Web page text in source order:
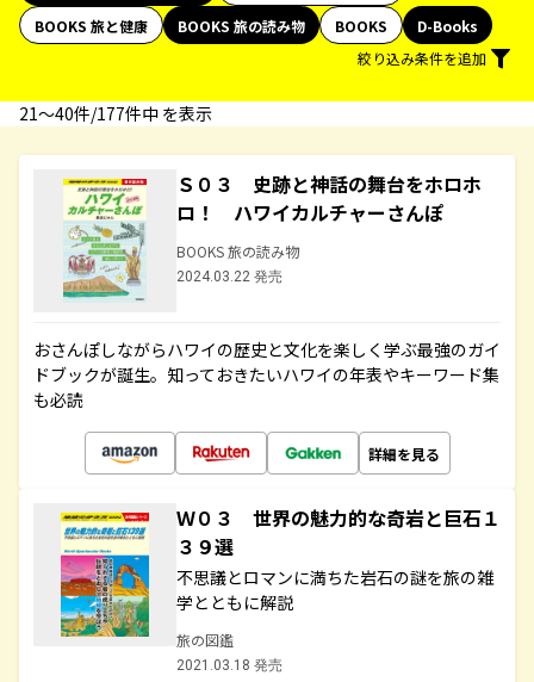
BOOKS 旅と健康
BOOKS 旅の読み物 BOOKS
D-Books
絞り込み条件を追加
21〜40件/177件中 を表示
Ｓ０３ 史跡と神話の舞台をホロホ
ロ！ ハワイカルチャーさんぽ
BOOKS 旅の読み物
2024.03.22 発売
おさんぽしながらハワイの歴史と文化を楽しく学ぶ最強のガイ
ドブックが誕生。知っておきたいハワイの年表やキーワード集
も必読
詳細を見る
Ｗ０３ 世界の魅力的な奇岩と巨石１
３９選
不思議とロマンに満ちた岩石の謎を旅の雑
学とともに解説
旅の図鑑
2021.03.18 発売